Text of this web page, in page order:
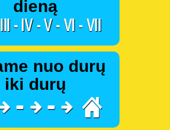
dieną
nuo durų
iki durų